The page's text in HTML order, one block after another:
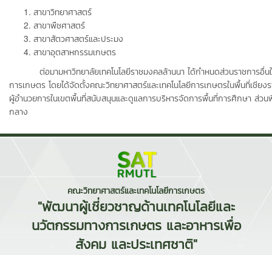
สาขาวิทยาศาสตร์
สาขาพืชศาสตร์
สาขาสัตวศาสตร์และประมง
สาขาอุตสาหกรรมเกษตร
ต่อมามหาวิทยาลัยเทคโนโลยีราชมงคลล้านนา ได้กำหนดส่วนราชการอื่นใ
การเกษตร โดยได้จัดตั้งคณะวิทยาศาสตร์และเทคโนโลยีการเกษตรในพื้นที่เ
ผู้อำนวยการในเขตพื้นที่สนับสนุนและดูแลการบริหารจัดการพื้นที่การศึกษา ส่
กลาง
คณะวิทยาศาสตร์และเทคโนโลยีการเกษตร
"พัฒนาผู้เชี่ยวชาญด้านเทคโนโลยีและ
นวัตกรรมทางการเกษตร และอาหารเพื่อ
สังคม และประเทศชาติ"